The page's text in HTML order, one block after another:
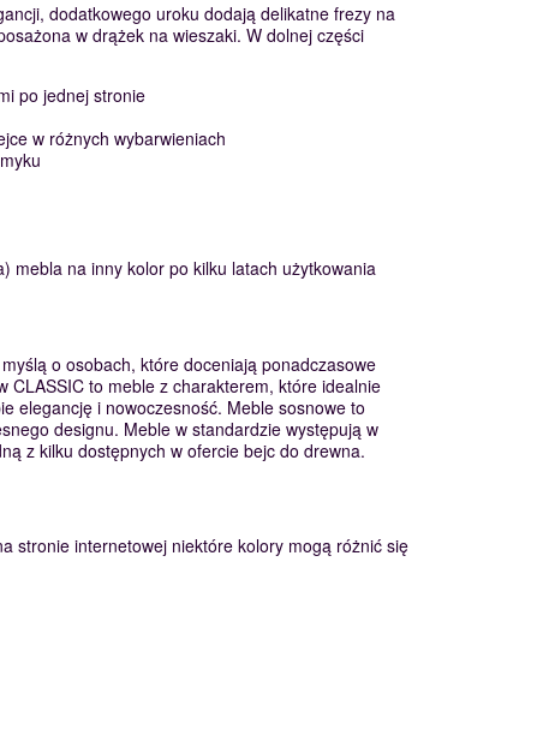
dodatkowego uroku dodają delikatne frezy na
w drążek na wieszaki. W dolnej części
po jednej stronie
w różnych wybarwieniach
mebla na inny kolor po kilku latach użytkowania
o osobach, które doceniają ponadczasowe
to meble z charakterem, które idealnie
elegancję i nowoczesność. Meble sosnowe to
designu. Meble w standardzie występują w
z kilku dostępnych w ofercie bejc do drewna.
stronie internetowej niektóre kolory mogą różnić się